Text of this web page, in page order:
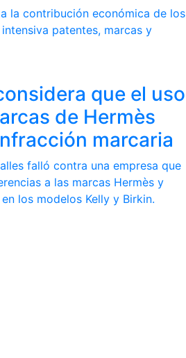
la contribución económica de los
patentes, marcas y
que el uso
de Hermès
marcaria
falló contra una empresa que
a las marcas Hermès y
los modelos Kelly y Birkin.